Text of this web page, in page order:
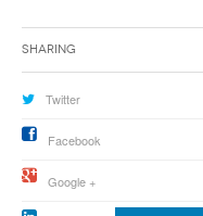
Sharing
Twitter
Facebook
Google +